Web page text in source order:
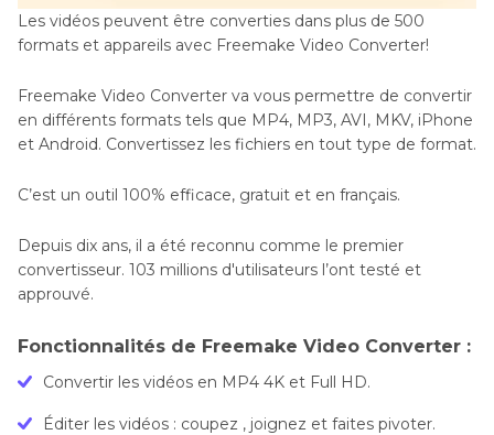
Les vidéos peuvent être converties dans plus de 500
formats et appareils avec Freemake Video Converter!
Freemake Video Converter va vous permettre de convertir
en différents formats tels que MP4, MP3, AVI, MKV, iPhone
et Android. Convertissez les fichiers en tout type de format.
C’est un outil 100% efficace, gratuit et en français.
Depuis dix ans, il a été reconnu comme le premier
convertisseur. 103 millions d'utilisateurs l’ont testé et
approuvé.
Fonctionnalités de Freemake Video Converter :
Convertir les vidéos en MP4 4K et Full HD.
Éditer les vidéos : coupez , joignez et faites pivoter.